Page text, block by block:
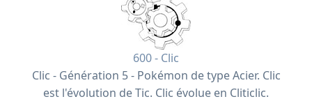
600 - Clic
Clic - Génération 5 - Pokémon de type Acier. Clic
est l'évolution de Tic. Clic évolue en Cliticlic.